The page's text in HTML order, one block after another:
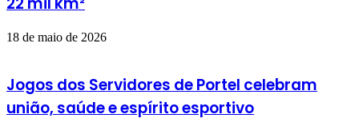
18 de maio de 2026
Jogos dos Servidores de Portel celebram
união, saúde e espírito esportivo